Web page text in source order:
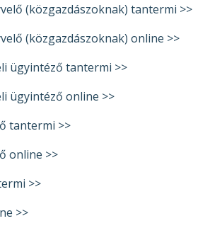
(közgazdászoknak) tantermi >>
(közgazdászoknak) online >>
ügyintéző tantermi >>
ügyintéző online >>
tantermi >>
online >>
>>
>>